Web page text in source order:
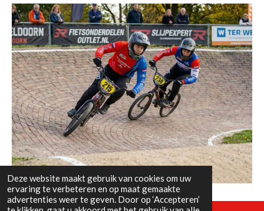
Deze website maakt gebruik van cookies om uw
ervaring te verbeteren en op maat gemaakte
advertenties weer te geven. Door op ‘Accepteren’